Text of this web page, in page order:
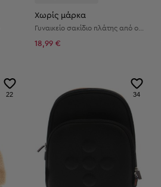
Χωρίς μάρκα
Γυναικείο σακίδιο πλάτης από οικολογικό δέρμα
18,99 €
22 34